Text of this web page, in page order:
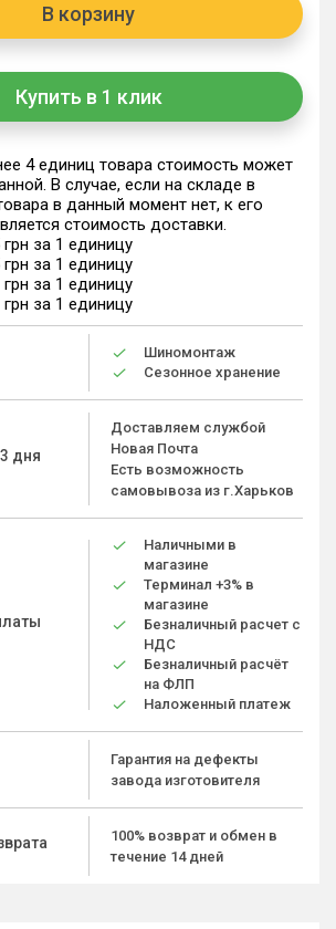
В корзину
Купить в 1 клик
4 единиц товара стоимость может
В случае, если на складе в
в данный момент нет, к его
стоимость доставки.
за 1 единицу
за 1 единицу
за 1 единицу
за 1 единицу
Шиномонтаж
Сезонное хранение
дня
Доставляем службой
Новая Почта
Есть возможность
самовывоза из г.Харьков
Наличными в
магазине
Терминал +3% в
магазине
Безналичный расчет с
НДС
Безналичный расчёт
на ФЛП
Наложенный платеж
Гарантия на дефекты
завода изготовителя
100% возврат и обмен в
течение 14 дней